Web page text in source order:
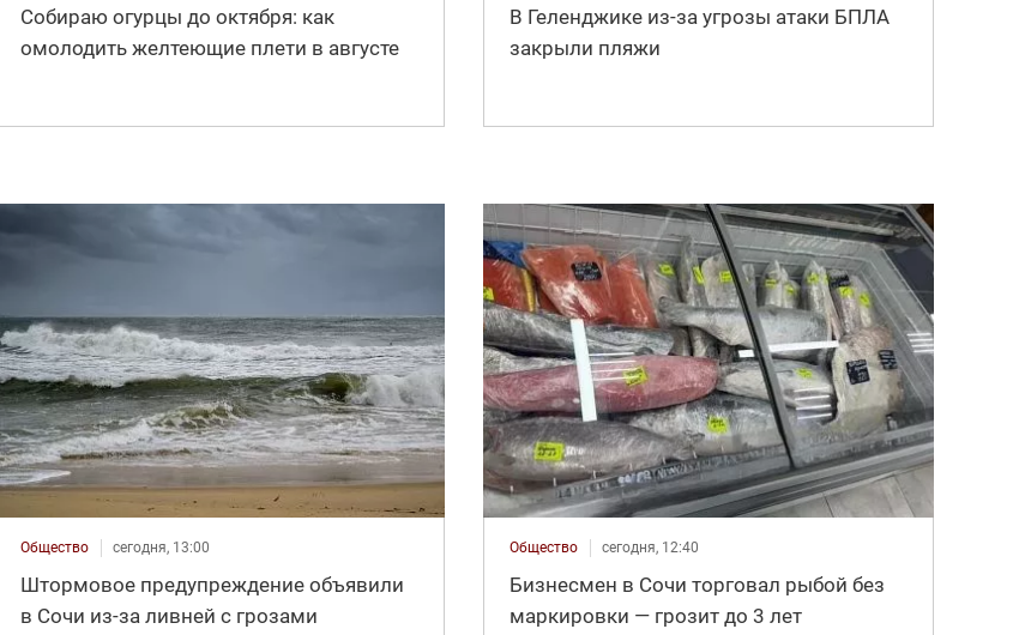
Собираю огурцы до октября: как
омолодить желтеющие плети в августе
В Геленджике из-за угрозы атаки БПЛА
закрыли пляжи
Общество сегодня, 13:00
Штормовое предупреждение объявили
в Сочи из-за ливней с грозами
Общество сегодня, 12:40
Бизнесмен в Сочи торговал рыбой без
маркировки — грозит до 3 лет